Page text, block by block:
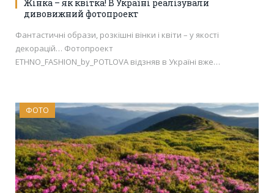
Жінка – як квітка! В Україні реалізували
дивовижний фотопроект
Фантастичні образи, розкішні вінки і квіти – у якості
декорацій… Фотопроект
ЕTHNO_FASHION_by_POTLOVA відзняв в Україні вже…
ФОТО